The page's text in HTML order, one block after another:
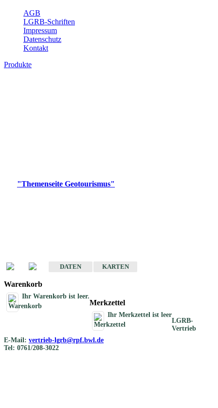
AGB
LGRB-Schriften
Impressum
Datenschutz
Kontakt
Produkte
"Themenseite Geotourismus"
DATEN
KARTEN
Warenkorb
Ihr Warenkorb ist leer.
Merkzettel
Ihr Merkzettel ist leer
LGRB-
Vertrieb
E-Mail: vertrieb-lgrb@rpf.bwl.de
Tel: 0761/208-3022